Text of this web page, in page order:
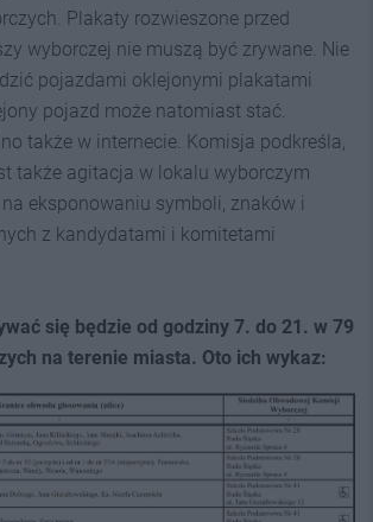
Plakaty rozwieszone przed
wyborczej nie muszą być zrywane. Nie
pojazdami oklejonymi plakatami
pojazd może natomiast stać.
także w internecie. Komisja podkreśla,
także agitacja w lokalu wyborczym
eksponowaniu symboli, znaków i
z kandydatami i komitetami
się będzie od godziny 7. do 21. w 79
na terenie miasta. Oto ich wykaz: